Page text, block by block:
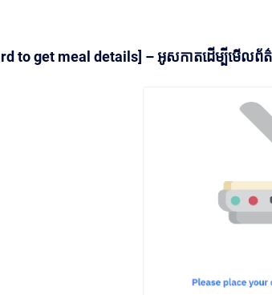
to get meal details] – អូសកាតដើម្បីមើលព័